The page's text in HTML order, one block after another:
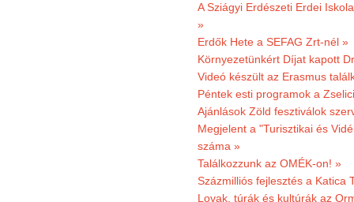
A Sziágyi Erdészeti Erdei
»
Erdők Hete a SEFAG Zrt-nél »
Környezetünkért Díjat kapott
Videó készült az Erasmus
Péntek esti programok a
Ajánlások Zöld fesztiválok
Megjelent a "Turisztikai és
száma »
Találkozzunk az OMÉK-on! »
Százmilliós fejlesztés a Katica
Lovak, túrák és kultúrák az